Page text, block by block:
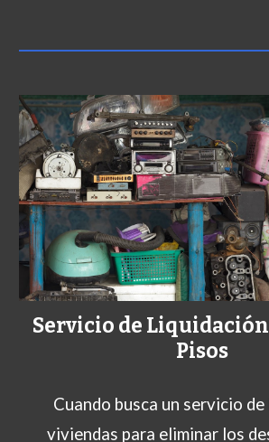
Servicio de Liquidación
Pisos
Cuando busca un servicio
viviendas para eliminar los